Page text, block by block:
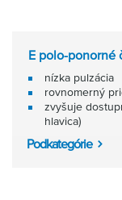
E polo-ponorné
nízka pulzácia
rovnomerný
zvyšuje
hlavica)
Podkategórie